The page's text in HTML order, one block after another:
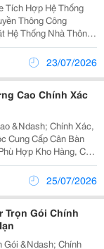
Thông Công
Hệ Thống Nhà Thông
Chuyên...23/07/2026
Cao Chính Xác
&Ndash; Chính Xác,
Hợp Kho Hàng, Cửa
Công Ty
Tnhh Điện Tử Tự Động Nam Lộc Địa Chỉ: 22 Hòa Mỹ...
25/07/2026
Trọn Gói Chính
Gói &Ndash; Chính